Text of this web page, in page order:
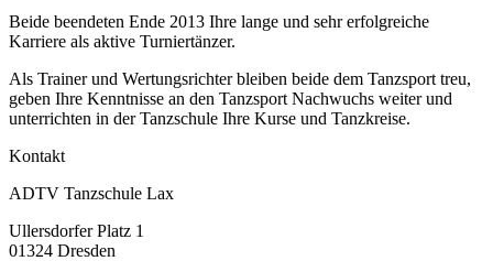
Beide beendeten Ende 2013 Ihre lange und sehr erfolgreiche
Karriere als aktive Turniertänzer.
Als Trainer und Wertungsrichter bleiben beide dem Tanzsport treu,
geben Ihre Kenntnisse an den Tanzsport Nachwuchs weiter und
unterrichten in der Tanzschule Ihre Kurse und Tanzkreise.
Kontakt
ADTV Tanzschule Lax
Ullersdorfer Platz 1
01324 Dresden